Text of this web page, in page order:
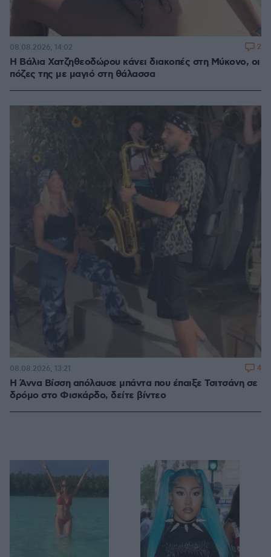
Η Βάλια Χατζηθεοδώρου κάνει διακοπές στη Μύκονο, οι
πόζες της με μαγιό στη θάλασσα
08.08.2026, 14:02 2
Η Άννα Βίσση απόλαυσε μπάντα που έπαιξε Τσιτσάνη σε
δρόμο στο Φισκάρδο, δείτε βίντεο
08.08.2026, 13:21 4